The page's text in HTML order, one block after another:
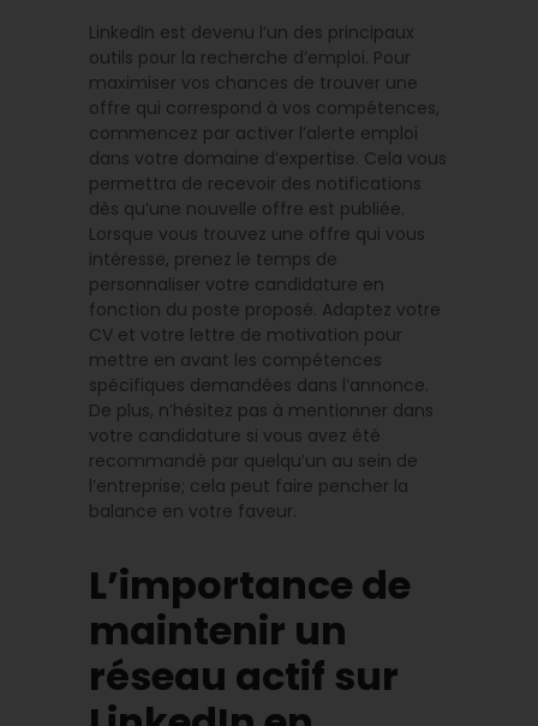
LinkedIn est devenu l’un des principaux
outils pour la recherche d’emploi. Pour
maximiser vos chances de trouver une
offre qui correspond à vos compétences,
commencez par activer l’alerte emploi
dans votre domaine d’expertise. Cela vous
permettra de recevoir des notifications
dès qu’une nouvelle offre est publiée.
Lorsque vous trouvez une offre qui vous
intéresse, prenez le temps de
personnaliser votre candidature en
fonction du poste proposé. Adaptez votre
CV et votre lettre de motivation pour
mettre en avant les compétences
spécifiques demandées dans l’annonce.
De plus, n’hésitez pas à mentionner dans
votre candidature si vous avez été
recommandé par quelqu’un au sein de
l’entreprise; cela peut faire pencher la
balance en votre faveur.
L’importance de
maintenir un
réseau actif sur